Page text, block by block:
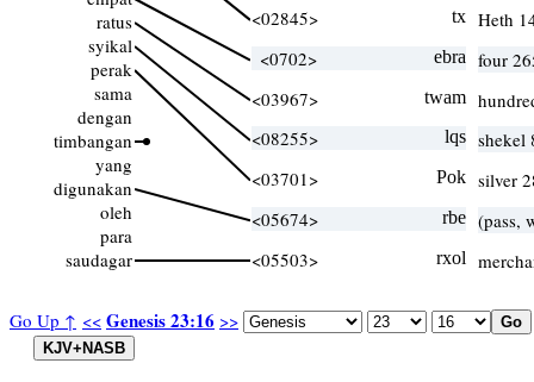
Go Up ↑ << Genesis 23:16 >>
ratus
syikal
perak
sama
dengan
timbangan
yang
digunakan
oleh
para
saudagar
<02845>
tx Heth
<0702>
ebra
four
<03967>
twam
<08255>
lqs shekel
<03701>
Pok silver
<05674>
rbe (pass,
<05503>
rxol